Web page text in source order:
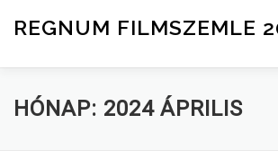
REGNUM FILMSZEMLE
INFO ZSŰRI HÍREK NEVEZÉS
HÓNAP: 2024 ÁPRILIS